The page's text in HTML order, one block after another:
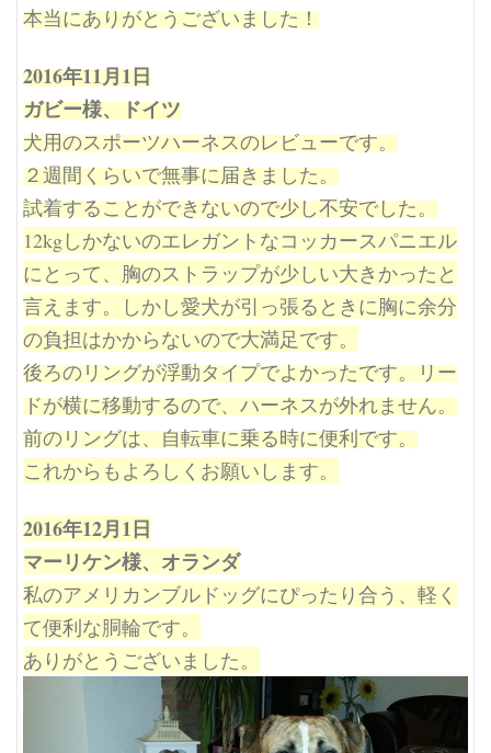
本当にありがとうございました！
2016年11月1日
ガビー様、ドイツ
犬用のスポーツハーネスのレビューです。
２週間くらいで無事に届きました。
試着することができないので少し不安でした。
12kgしかないのエレガントなコッカースパニエル
にとって、 胸のストラップが少しい大きかったと
言えます。しかし愛犬が引っ張るときに胸に余分
の負担はかからないので大満足です。
後ろのリングが浮動タイプでよかったです。リー
ドが横に移動するので、ハーネスが外れません。
前のリングは、自転車に乗る時に便利です。
これからもよろしくお願いします。
2016年12月1日
マーリケン様、オランダ
私のアメリカンブルドッグにぴったり合う、軽く
て便利な胴輪です。
ありがとうございました。